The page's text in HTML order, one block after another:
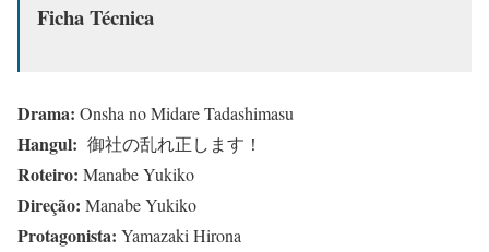
Ficha Técnica
Drama: Onsha no Midare Tadashimasu
Hangul: 御社の乱れ正します！
Roteiro: Manabe Yukiko
Direção: Manabe Yukiko
Protagonista: Yamazaki Hirona